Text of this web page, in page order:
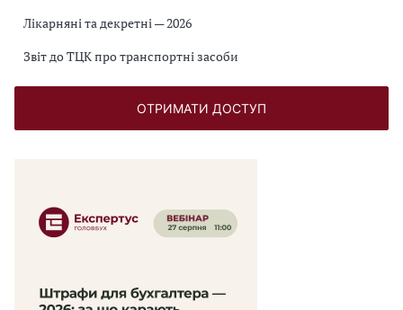
Лікарняні та декретні — 2026
Звіт до ТЦК про транспортні засоби
ОТРИМАТИ ДОСТУП